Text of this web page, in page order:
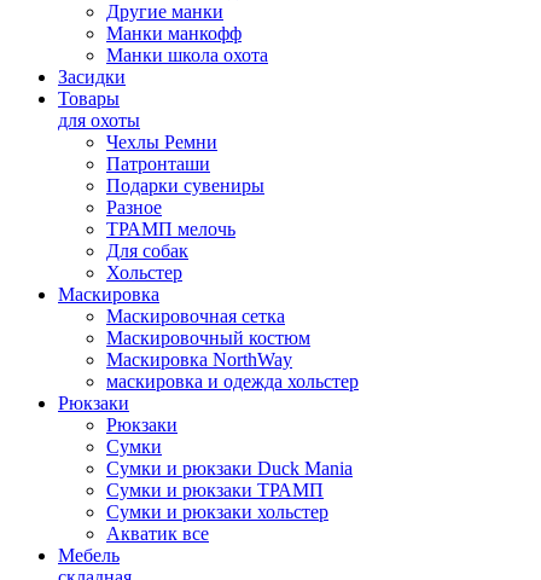
Другие манки
Манки манкофф
Манки школа охота
Засидки
Товары
для охоты
Чехлы Ремни
Патронташи
Подарки сувениры
Разное
ТРАМП мелочь
Для собак
Хольстер
Маскировка
Маскировочная сетка
Маскировочный костюм
Маскировка NorthWay
маскировка и одежда хольстер
Рюкзаки
Рюкзаки
Сумки
Сумки и рюкзаки Duck Mania
Сумки и рюкзаки ТРАМП
Сумки и рюкзаки хольстер
Акватик все
Мебель